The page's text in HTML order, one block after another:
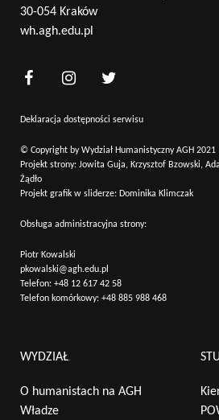
30-054 Kraków
wh.agh.edu.pl
Deklaracja dostępności serwisu
© Copyright by Wydział Humanistyczny AGH 2021
Projekt strony: Jowita Guja, Krzysztof Bzowski,
Żądło
Projekt grafik w sliderze: Dominika Klimczak
Obsługa administracyjna strony:
Piotr Kowalski
pkowalski@agh.edu.pl
Telefon: +48 12 617 42 58
Telefon komórkowy: +48 885 988 468
WYDZIAŁ
O humanistach na AGH
Władze